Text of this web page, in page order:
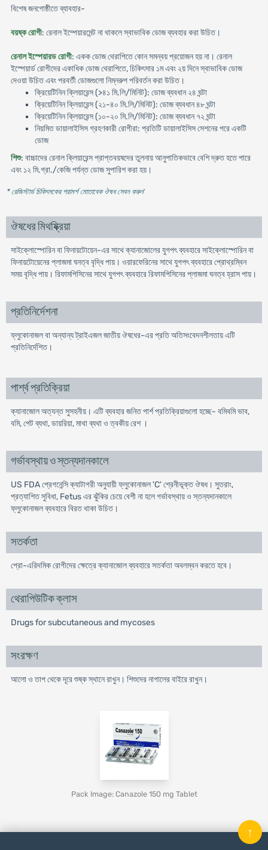
বিশেষ জনগোষ্ঠীতে ব্যাবহার-
বয়ষ্ক রোগী: রেনাল ইম্পেয়ারমেন্ট না থাকলে স্বাভাবিক ডোজ ব্যবহার করা উচিত।
রেনাল ইস্পেয়ারড রোগী: একক ডোজ থেরাপিতে কোন সমন্বয় প্রয়োজন হয় না। রেনাল
ইস্পেয়ার্ড রোগীদের একাধিক ডোজ থেরাপিতে, চিকিৎসার ১ম এবং ২য় দিনে স্বাভাবিক ডোজ
দেওয়া উচিত এবং পরবর্তী ডোজগুলো নিম্নরুপ পরিবর্তন করা উচিত।
ক্রিয়েটিনিন ক্লিয়ারেন্স (>৪১ মি.লি/মিনিট): ডোজ ব্যবধান ২৪ ঘন্টা
ক্রিয়েটিনিন ক্লিয়ারেন্স (২১-৪০ মি.লি/মিনিট): ডোজ ব্যবধান ৪৮ ঘন্টা
ক্রিয়েটিনিন ক্লিয়ারেন্স (১০-২০ মি.লি/মিনিট): ডোজ ব্যবধান ৭২ ঘন্টা
নিয়মিত ডায়ালাইসিস গ্রহণকারী রোগীরা: প্রতিটি ডায়ালাইসিস সেশনের পরে একটি
ডোজ
শিশু: বাচ্চাদের রেনাল ক্লিয়ারেন্স প্রাপ্তবয়ষদের তুলনায় আনুপাতিকভাবে বেশি দ্রুত হতে পারে
এবং ১২ মি.গ্রা./কেজি পর্যন্ত ডোজ সুপারিশ করা হয়।
* রেজিস্টার্ড চিকিৎসকের পরামর্শ মোতাবেক ঔষধ সেবন করুন'
ঔষধের মিথষ্ক্রিয়া
সাইক্লোস্পোরিন বা ফিনায়টোয়েন-এর সাথে ক্যানাজোলের যুগপৎ ব্যবহারে সাইক্লোস্পোরিন বা
ফিনায়টোয়েনের প্লাজমা ঘনত্ব বৃদ্ধি পায়। ওয়ারফেরিনের সাথে যুগপৎ ব্যবহারে প্রোথ্রম্বিন
সময় বৃদ্ধি পায়। রিফামপিসিনের সাথে যুগপৎ ব্যবহারে রিফামপিসিনের প্লাজমা ঘনত্ব হ্রাস পায়।
প্রতিনির্দেশনা
ফ্লুকোনাজল বা অন্যান্য ট্রাইএজল জাতীয় ঔষধের-এর প্রতি অতিসংবেদনশীলতায় এটি
প্রতিনির্দেশিত।
পার্শ্ব প্রতিক্রিয়া
ক্যানাজোল অত্যন্ত সুসহনীয়। এটি ব্যবহার জনিত পার্শ প্রতিক্রিয়াগুলো হচ্ছে- বমিবমি ভাব,
বমি, পেট ব্যথা, ডায়রিয়া, মাথা ব্যথা ও ত্বকীয় রেশ ।
গর্ভাবস্থায় ও স্তন্যদানকালে
US FDA প্রেগনেন্সি ক্যাটাগরী অনুযায়ী ফ্লুকোনাজল 'C' শ্রেনীভূক্ত ঔষধ। সুতরাং,
প্রত্যাশিত সুবিধা, Fetus এর ঝুঁকির চেয়ে বেশী না হলে গর্ভাবস্থায় ও স্তন্যদানকালে
ফ্লুকোনাজল ব্যবহারে বিরত থাকা উচিত।
সতর্কতা
প্রো-এরিদমিক রোগীদের ক্ষেত্রে ক্যানাজোল ব্যবহারে সতর্কতা অবলম্বন করতে হবে।
থেরাপিউটিক ক্লাস
Drugs for subcutaneous and mycoses
সংরক্ষণ
আলো ও তাপ থেকে দূরে শুষ্ক স্থানে রাখুন। শিশুদের নাগালের বাইরে রাখুন।
Pack Image: Canazole 150 mg Tablet
↑